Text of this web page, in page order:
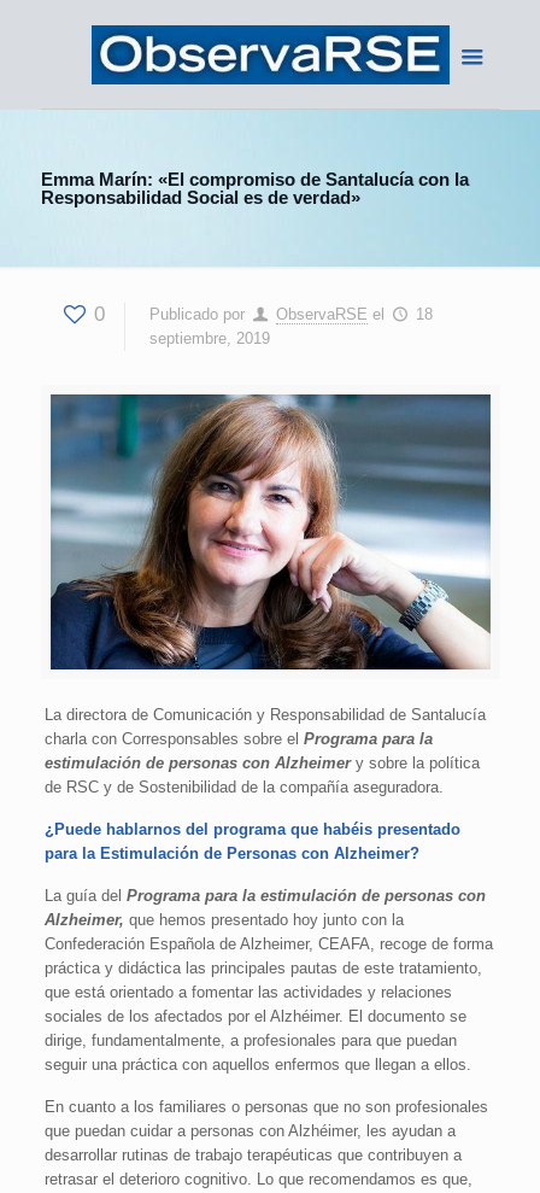
Emma Marín: «El compromiso de Santalucía con la
Responsabilidad Social es de verdad»
0 Publicado por ObservaRSE el
18
septiembre, 2019
La directora de Comunicación y Responsabilidad de Santalucía
charla con Corresponsables sobre elPrograma para la
estimulación de personas con Alzheimery sobre la política
de RSC y de Sostenibilidad de la compañía aseguradora.
¿Puede hablarnos del programa que habéis presentado
para la Estimulación de Personas con Alzheimer?
La guía delPrograma para la estimulación de personas con
Alzheimer,que hemos presentado hoy junto con la
Confederación Española de Alzheimer, CEAFA, recoge de forma
práctica y didáctica las principales pautas de este tratamiento,
que está orientado a fomentar las actividades y relaciones
sociales de los afectados por el Alzhéimer. El documento se
dirige, fundamentalmente, a profesionales para que puedan
seguir una práctica con aquellos enfermos que llegan a ellos.
En cuanto a los familiares o personas que no son profesionales
que puedan cuidar a personas con Alzhéimer, les ayudan a
desarrollar rutinas de trabajo terapéuticas que contribuyen a
retrasar el deterioro cognitivo. Lo que recomendamos es que,